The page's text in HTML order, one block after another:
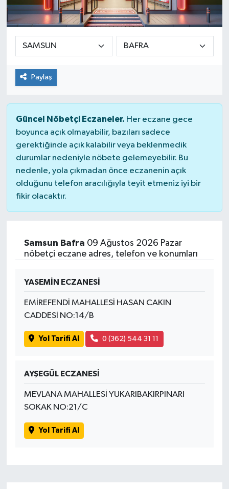
Paylaş
Güncel Nöbetçi Eczaneler. Her eczane gece
boyunca açık olmayabilir, bazıları sadece
gerektiğinde açık kalabilir veya beklenmedik
durumlar nedeniyle nöbete gelemeyebilir. Bu
nedenle, yola çıkmadan önce eczanenin açık
olduğunu telefon aracılığıyla teyit etmeniz iyi bir
fikir olacaktır.
Samsun Bafra 09 Ağustos 2026 Pazar
nöbetçi eczane adres, telefon ve konumları
YASEMİN ECZANESİ
EMİREFENDİ MAHALLESİ HASAN CAKIN
CADDESİ NO:14/B
Yol Tarifi Al 0 (362) 544 31 11
AYŞEGÜL ECZANESİ
MEVLANA MAHALLESİ YUKARIBAKIRPINARI
SOKAK NO:21/C
Yol Tarifi Al